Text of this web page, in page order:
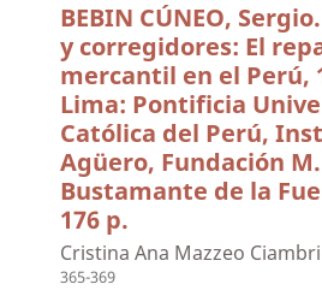
BEBIN CÚNEO,
y corregidores: El
mercantil en el Perú,
Lima: Pontificia
Católica del Perú,
Agüero, Fundación M.
Bustamante de la
176 p.
Cristina Ana Mazzeo
365-369